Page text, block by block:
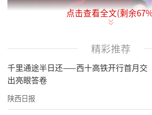
点击查看全文(剩余67
精彩推荐
千里通途半日还——西十高铁开行首月交
出亮眼答卷
陕西日报